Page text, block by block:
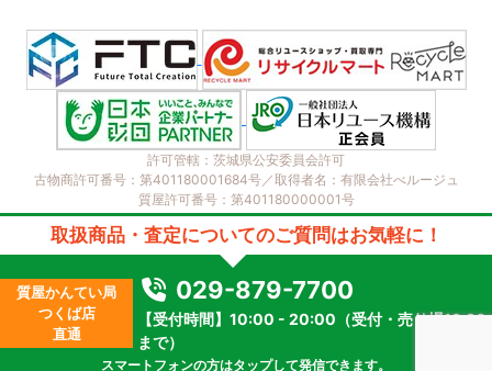
許可管轄：茨城県公安委員会許可
古物商許可番号：第401180001684号／取得者名：有限会社べルージュ
質屋許可番号：第401180000001号
2023 © kanteikyoku.jp allrights reseved.
取扱商品・査定についてのご質問はお気軽に！
質屋かんてい局
つくば店
直通
029-879-7700
【受付時間】10:00 - 20:00（受付・売り場19:30
まで）
スマートフォンの方はタップして発信できます。